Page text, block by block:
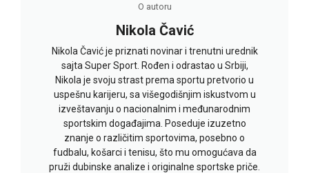
O autoru
Nikola Čavić
Nikola Čavić je priznati novinar i trenutni urednik
sajta Super Sport. Rođen i odrastao u Srbiji,
Nikola je svoju strast prema sportu pretvorio u
uspešnu karijeru, sa višegodišnjim iskustvom u
izveštavanju o nacionalnim i međunarodnim
sportskim događajima. Poseduje izuzetno
znanje o različitim sportovima, posebno o
fudbalu, košarci i tenisu, što mu omogućava da
pruži dubinske analize i originalne sportske priče.